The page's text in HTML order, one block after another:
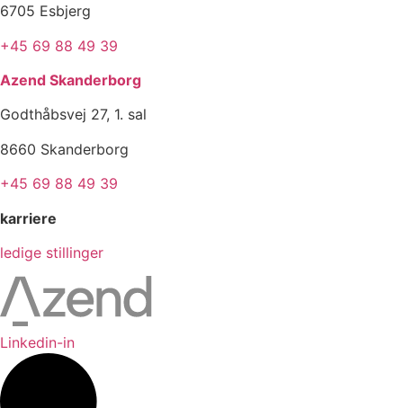
6705 Esbjerg
+45 69 88 49 39
Azend Skanderborg
Godthåbsvej 27, 1. sal
8660 Skanderborg
+45 69 88 49 39
karriere
ledige stillinger
Linkedin-in